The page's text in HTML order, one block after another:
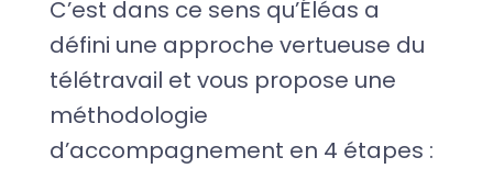
C’est dans ce sens qu’Éléas a
défini une approche vertueuse du
télétravail et vous propose une
méthodologie
d’accompagnement en 4 étapes :